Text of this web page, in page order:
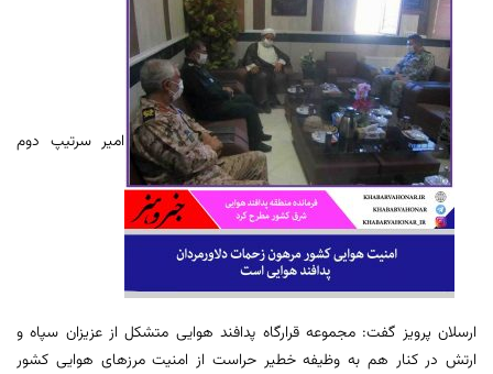
امیر سرتیپ دوم
ارسلان پرویز گفت: مجموعه قرارگاه پدافند هوایی متشکل از عزیزان سپاه و
ارتش در کنار هم به وظیفه خطیر حراست از امنیت مرزهای هوایی کشور